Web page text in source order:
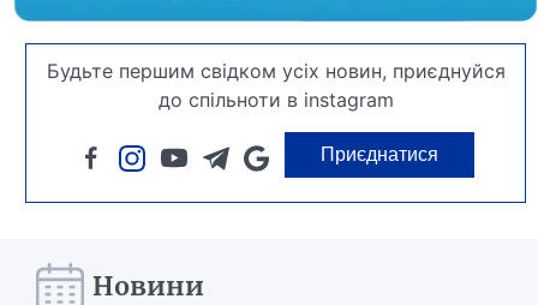
Будьте першим свідком усіх новин, приєднуйся
до спільноти в instagram
Приєднатися
Новини